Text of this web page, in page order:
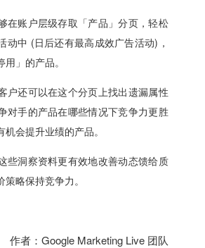
在账户层级存取「产品」分页，轻松
动中 (日后还有最高成效广告活动)，
」的产品。
户还可以在这个分页上找出遗漏属性
对手的产品在哪些情况下竞争力更胜
会提升业绩的产品。
些洞察资料更有效地改善动态馈给质
略保持竞争力。
作者：Google Marketing Live 团队